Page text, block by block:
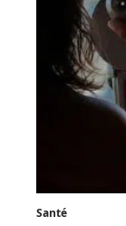
Santé